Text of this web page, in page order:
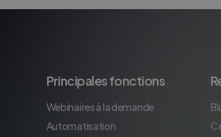
Principales fonctions
Webinaires à la demande
Automatisation